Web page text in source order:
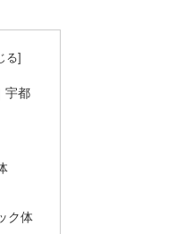
宇都
ク体